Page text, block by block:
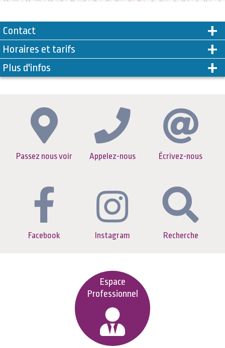
Contact
Horaires et tarifs
Plus d'infos
Passez nous voir Appelez-nous Écrivez-nous
Facebook Instagram Recherche
Espace
Professionnel